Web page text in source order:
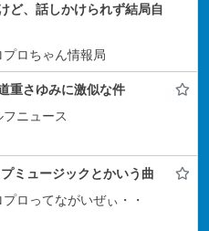
ど、話しかけられず結局自
プロちゃん情報局
重さゆみに激似な件
フニュース
ミュージックとかいう曲
ロってながいぜぃ・・